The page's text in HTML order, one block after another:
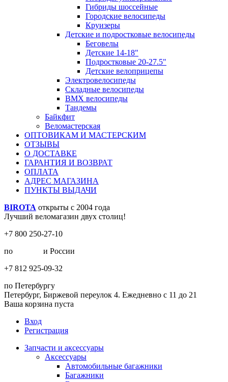
Гибриды шоссейные
Городские велосипеды
Круизеры
Детские и подростковые велосипеды
Беговелы
Детские 14-18"
Подростковые 20-27.5"
Детские велоприцепы
Электровелосипеды
Складные велосипеды
BMX велосипеды
Тандемы
Байкфит
Веломастерская
ОПТОВИКАМ И МАСТЕРСКИМ
ОТЗЫВЫ
О ДОСТАВКЕ
ГАРАНТИЯ И ВОЗВРАТ
ОПЛАТА
АДРЕС МАГАЗИНА
ПУНКТЫ ВЫДАЧИ
BIROTA открыты с 2004 года
Лучший веломагазин двух столиц!
+7 800 250-27-10
по
и России
+7 812 925-09-32
по Петербургу
Петербург, Биржевой переулок 4. Ежедневно с 11 до 21
Ваша корзина пуста
Вход
Регистрация
Запчасти и аксессуары
Аксессуары
Автомобильные багажники
Багажники